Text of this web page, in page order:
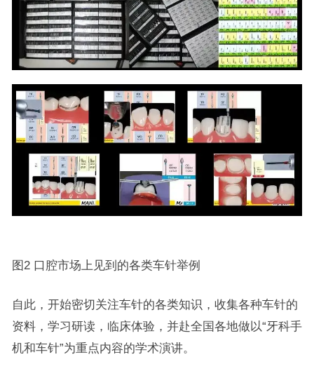
图2 口腔市场上见到的各类车针举例
自此，开始密切关注车针的各类知识，收集各种车针的
资料，学习研读，临床体验，并赴全国各地做以“牙科手
机和车针”为重点内容的学术演讲。